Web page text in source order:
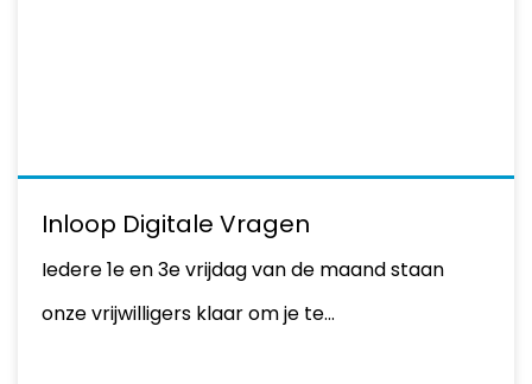
Inloop Digitale Vragen
Iedere 1e en 3e vrijdag van de maand staan
onze vrijwilligers klaar om je te…